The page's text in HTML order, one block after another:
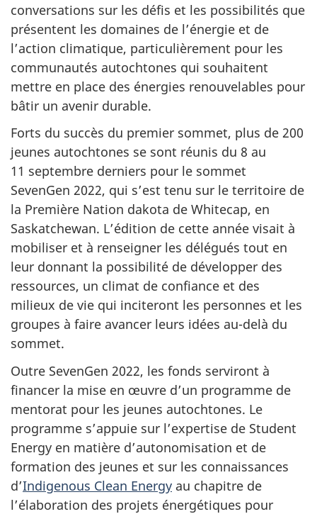
conversations sur les défis et les possibilités que
présentent les domaines de l’énergie et de
l’action climatique, particulièrement pour les
communautés autochtones qui souhaitent
mettre en place des énergies renouvelables pour
bâtir un avenir durable.
Forts du succès du premier sommet, plus de 200
jeunes autochtones se sont réunis du 8 au
11 septembre derniers pour le sommet
SevenGen 2022, qui s’est tenu sur le territoire de
la Première Nation dakota de Whitecap, en
Saskatchewan. L’édition de cette année visait à
mobiliser et à renseigner les délégués tout en
leur donnant la possibilité de développer des
ressources, un climat de confiance et des
milieux de vie qui inciteront les personnes et les
groupes à faire avancer leurs idées au-delà du
sommet.
Outre SevenGen 2022, les fonds serviront à
financer la mise en œuvre d’un programme de
mentorat pour les jeunes autochtones. Le
programme s’appuie sur l’expertise de Student
Energy en matière d’autonomisation et de
formation des jeunes et sur les connaissances
d’Indigenous Clean Energy au chapitre de
l’élaboration des projets énergétiques pour